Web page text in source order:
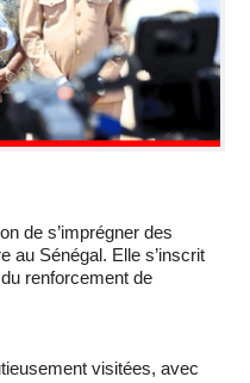
de s’imprégner des
au Sénégal. Elle s’inscrit
renforcement de
visitées, avec